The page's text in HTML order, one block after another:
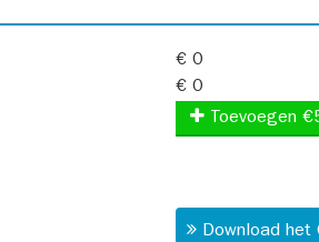
€ 0
€ 0
Toevoegen
Download